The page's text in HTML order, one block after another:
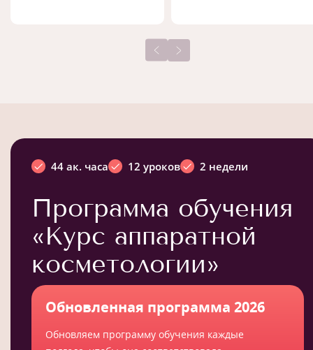
44 ак. часа 12 уроков 2 недели
Программа обучения
«Курс аппаратной
косметологии»
Обновленная программа 2026
Обновляем программу обучения каждые